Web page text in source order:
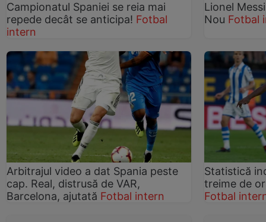
Campionatul Spaniei se reia mai
repede decât se anticipa! Fotbal
intern
Lionel
Nou Fotbal
Arbitrajul video a dat Spania peste
cap. Real, distrusă de VAR,
Barcelona, ajutată Fotbal intern
Statistică
treime de
Fotbal